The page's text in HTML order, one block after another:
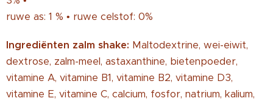
ruwe as: 1 % • ruwe celstof: 0%
Ingrediënten zalm shake: Maltodextrine, wei-eiwit,
dextrose, zalm-meel, astaxanthine, bietenpoeder,
vitamine A, vitamine B1, vitamine B2, vitamine D3,
vitamine E, vitamine C, calcium, fosfor, natrium, kalium,